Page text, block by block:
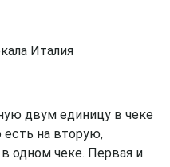
Италия
двум единицу в чеке
на вторую,
одном чеке. Первая и